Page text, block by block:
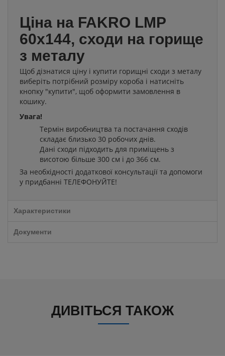
Ціна на FAKRO LMP
60x144, сходи на горище
з металу
Щоб дізнатися ціну і купити горищні сходи з металу
виберіть потрібний розміру короба і натисніть
кнопку "купити", щоб оформити замовлення в
кошику.
Увага!
Термін виробництва та постачання сходів
складає близько 30 робочих днів.
Дані сходи підходить для приміщень з
висотою більше 300 см і до 366 см.
За необхідності додаткової консультації та допомоги
у придбанні ТЕЛЕФОНУЙТЕ!
Характеристики
Документи
ДИВІТЬСЯ ТАКОЖ